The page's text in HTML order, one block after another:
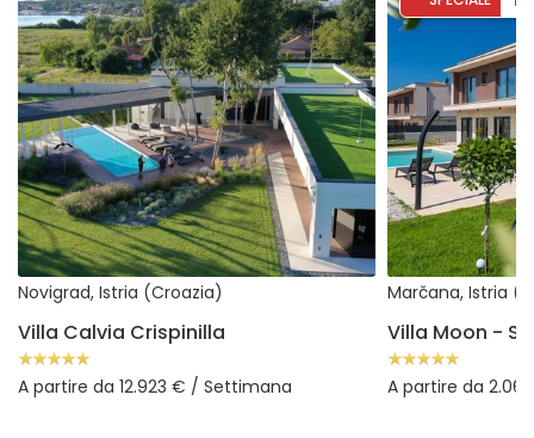
Novigrad, Istria (Croazia)
Villa Calvia Crispinilla
A partire da 12.923 € / Settimana
Marčana, Istria
A partire da